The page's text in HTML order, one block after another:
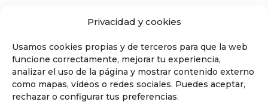
Privacidad y cookies
Usamos cookies propias y de terceros para que la web
funcione correctamente, mejorar tu experiencia,
analizar el uso de la página y mostrar contenido externo
como mapas, vídeos o redes sociales. Puedes aceptar,
rechazar o configurar tus preferencias.
PRO (M4, 14″, 2024)
A3112
PRO (M4, 16″, 2024)
A3186 / A3403